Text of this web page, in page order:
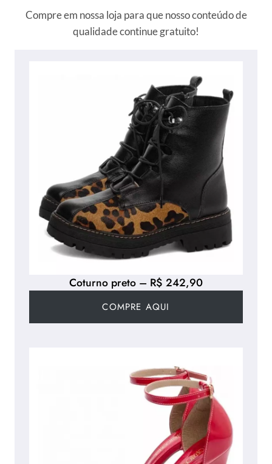
Compre em nossa loja para que nosso conteúdo de
qualidade continue gratuito!
Coturno preto – R$ 242,90
COMPRE AQUI